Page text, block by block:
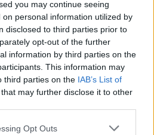
you may continue seeing
personal information utilized by
disclosed to third parties prior to
opt-out of the further
information by third parties on the
This information may
third parties on the IAB’s List of
that may further disclose it to other
app uses one or more Google
Opt Outs
hennes første
Og i vinter gikk hun sitt
år etter
vinterlekene i Val di
siste. Nå legger hun opp.
for alle de fantastiske